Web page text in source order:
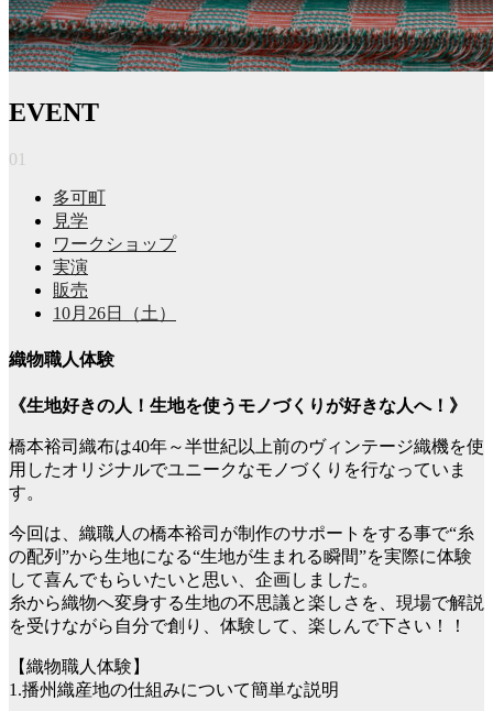
EVENT
01
多可町
見学
ワークショップ
実演
販売
10月26日（土）
織物職人体験
《生地好きの人！生地を使うモノづくりが好きな人へ！》
橋本裕司織布は40年～半世紀以上前のヴィンテージ織機を使
用したオリジナルでユニークなモノづくりを行なっていま
す。
今回は、織職人の橋本裕司が制作のサポートをする事で“糸
の配列”から生地になる“生地が生まれる瞬間”を実際に体験
して喜んでもらいたいと思い、企画しました。
糸から織物へ変身する生地の不思議と楽しさを、現場で解説
を受けながら自分で創り、体験して、楽しんで下さい！！
【織物職人体験】
1.播州織産地の仕組みについて簡単な説明